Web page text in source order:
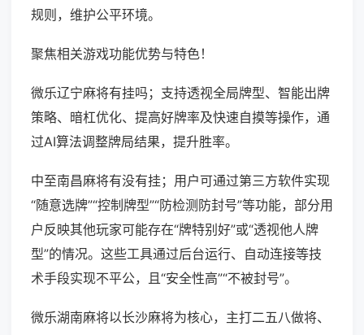
规则，维护公平环境。
聚焦相关游戏功能优势与特色！
微乐辽宁麻将有挂吗；支持透视全局牌型、智能出牌
策略、暗杠优化、提高好牌率及快速自摸等操作，通
过AI算法调整牌局结果，提升胜率。
中至南昌麻将有没有挂；用户可通过第三方软件实现
“随意选牌”“控制牌型”“防检测防封号”等功能，部分用
户反映其他玩家可能存在“牌特别好”或“透视他人牌
型”的情况。这些工具通过后台运行、自动连接等技
术手段实现不平公，且“安全性高”“不被封号”。
微乐湖南麻将以长沙麻将为核心，主打二五八做将、